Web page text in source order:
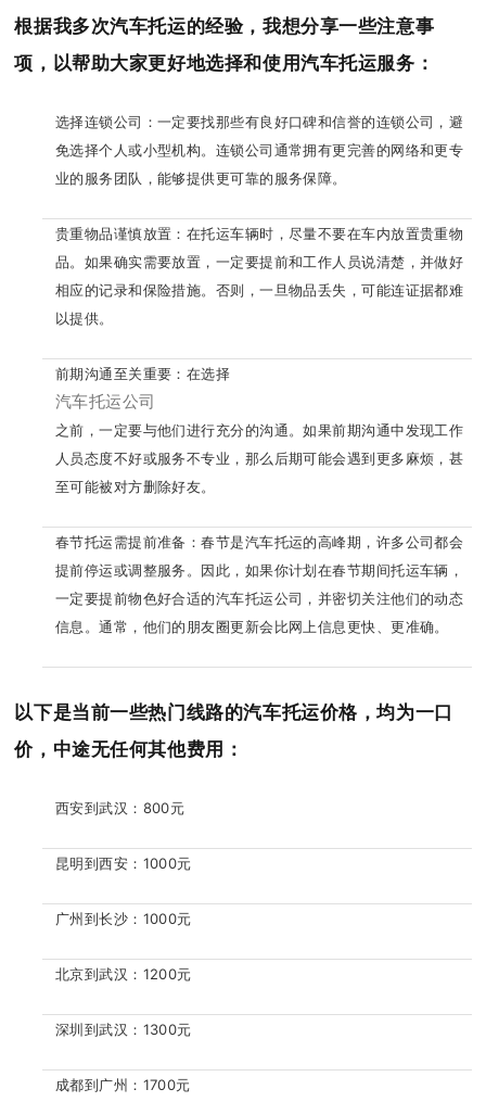
根据我多次汽车托运的经验，我想分享一些注意事
项，以帮助大家更好地选择和使用汽车托运服务：
选择连锁公司：一定要找那些有良好口碑和信誉的连锁公司，避
免选择个人或小型机构。连锁公司通常拥有更完善的网络和更专
业的服务团队，能够提供更可靠的服务保障。
贵重物品谨慎放置：在托运车辆时，尽量不要在车内放置贵重物
品。如果确实需要放置，一定要提前和工作人员说清楚，并做好
相应的记录和保险措施。否则，一旦物品丢失，可能连证据都难
以提供。
前期沟通至关重要：在选择
汽车托运公司
之前，一定要与他们进行充分的沟通。如果前期沟通中发现工作
人员态度不好或服务不专业，那么后期可能会遇到更多麻烦，甚
至可能被对方删除好友。
春节托运需提前准备：春节是汽车托运的高峰期，许多公司都会
提前停运或调整服务。因此，如果你计划在春节期间托运车辆，
一定要提前物色好合适的汽车托运公司，并密切关注他们的动态
信息。通常，他们的朋友圈更新会比网上信息更快、更准确。
以下是当前一些热门线路的汽车托运价格，均为一口
价，中途无任何其他费用：
西安到武汉：800元
昆明到西安：1000元
广州到长沙：1000元
北京到武汉：1200元
深圳到武汉：1300元
成都到广州：1700元